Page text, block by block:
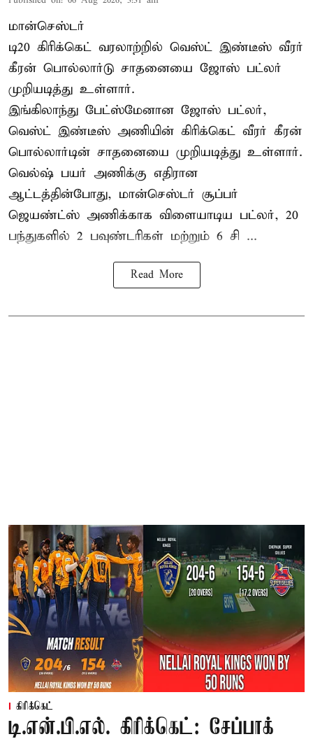
மான்செஸ்டர்
டி20 கிரிக்கெட் வரலாற்றில் வெஸ்ட் இண்டீஸ் வீரர்
கீரன் பொல்லார்டு சாதனையை ஜோஸ் பட்லர்
முறியடித்து உள்ளார்.
இங்கிலாந்து பேட்ஸ்மேனான ஜோஸ் பட்லர்,
வெஸ்ட் இண்டீஸ் அணியின் கிரிக்கெட் வீரர் கீரன்
பொல்லார்டின் சாதனையை முறியடித்து உள்ளார்.
வெல்ஷ் பயர் அணிக்கு எதிரான
ஆட்டத்தின்போது, மான்செஸ்டர் சூப்பர்
ஜெயண்ட்ஸ் அணிக்காக விளையாடிய பட்லர், 20
பந்துகளில் 2 பவுண்டரிகள் மற்றும் 6 சி ...
Read More
கிரிக்கெட்
டி.என்.பி.எல். கிரிக்கெட்: சேப்பாக்